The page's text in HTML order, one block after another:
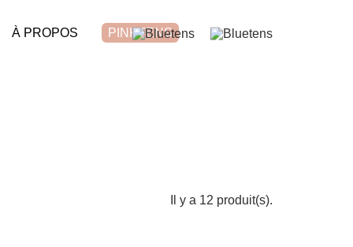
À PROPOS PINKTENS
Il y a 12 produit(s).